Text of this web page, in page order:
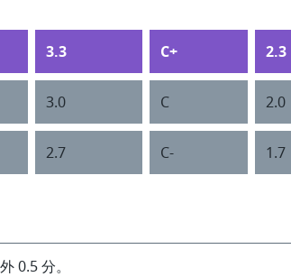
3.3 C+ 2.3
3.0 C 2.0
2.7 C- 1.7
0.5 分。